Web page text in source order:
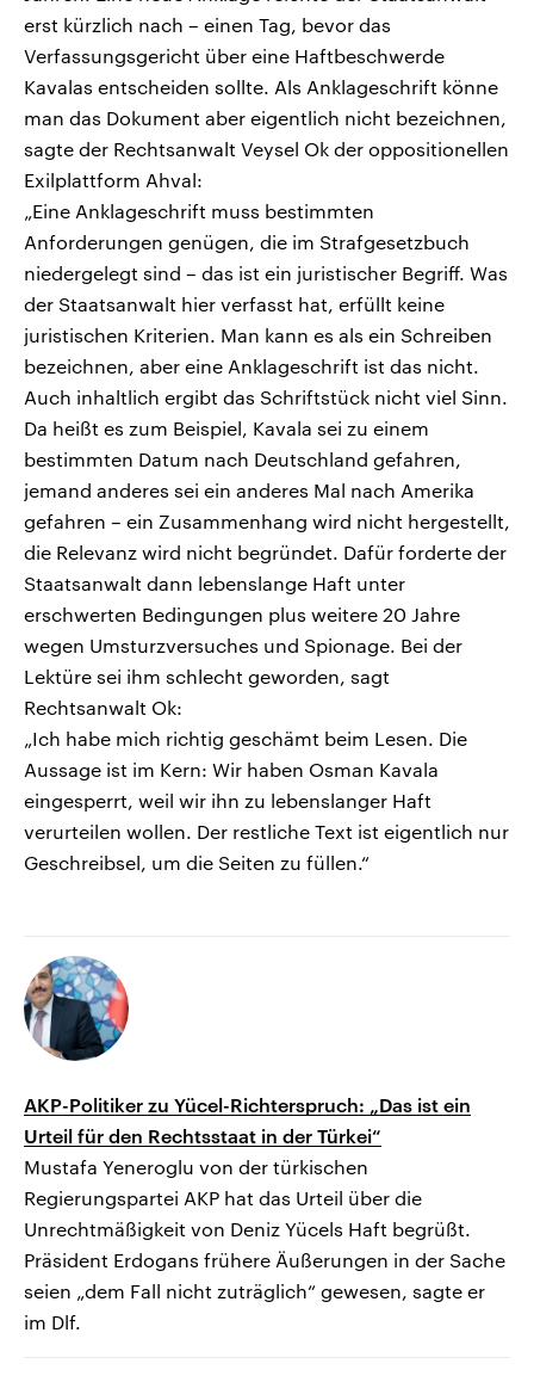
erst kürzlich nach – einen Tag, bevor das
Verfassungsgericht über eine Haftbeschwerde
Kavalas entscheiden sollte. Als Anklageschrift könne
man das Dokument aber eigentlich nicht bezeichnen,
sagte der Rechtsanwalt Veysel Ok der oppositionellen
Exilplattform Ahval:
„Eine Anklageschrift muss bestimmten
Anforderungen genügen, die im Strafgesetzbuch
niedergelegt sind – das ist ein juristischer Begriff. Was
der Staatsanwalt hier verfasst hat, erfüllt keine
juristischen Kriterien. Man kann es als ein Schreiben
bezeichnen, aber eine Anklageschrift ist das nicht.
Auch inhaltlich ergibt das Schriftstück nicht viel Sinn.
Da heißt es zum Beispiel, Kavala sei zu einem
bestimmten Datum nach Deutschland gefahren,
jemand anderes sei ein anderes Mal nach Amerika
gefahren – ein Zusammenhang wird nicht hergestellt,
die Relevanz wird nicht begründet. Dafür forderte der
Staatsanwalt dann lebenslange Haft unter
erschwerten Bedingungen plus weitere 20 Jahre
wegen Umsturzversuches und Spionage. Bei der
Lektüre sei ihm schlecht geworden, sagt
Rechtsanwalt Ok:
„Ich habe mich richtig geschämt beim Lesen. Die
Aussage ist im Kern: Wir haben Osman Kavala
eingesperrt, weil wir ihn zu lebenslanger Haft
verurteilen wollen. Der restliche Text ist eigentlich nur
Geschreibsel, um die Seiten zu füllen.“
AKP-Politiker zu Yücel-Richterspruch: „Das ist ein
Urteil für den Rechtsstaat in der Türkei“
Mustafa Yeneroglu von der türkischen
Regierungspartei AKP hat das Urteil über die
Unrechtmäßigkeit von Deniz Yücels Haft begrüßt.
Präsident Erdogans frühere Äußerungen in der Sache
seien „dem Fall nicht zuträglich“ gewesen, sagte er
im Dlf.